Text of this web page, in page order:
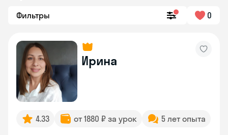
Фильтры 0
Ирина
4.33 от 1880 ₽ за урок 5 лет опыта